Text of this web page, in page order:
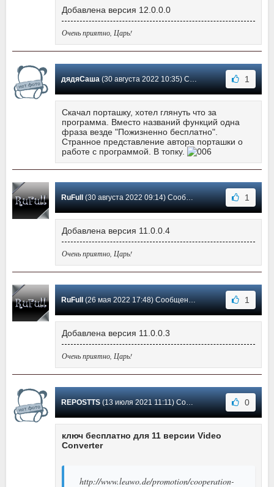
Добавлена версия 12.0.0.0
Очень приятно, Царь!
дядяСаша(30 августа 2022 10:35) Сообщение #51 1
Скачал порташку, хотел глянуть что за
программа. Вместо названий функций одна
фраза везде "Пожизненно бесплатно".
Странное представление автора порташки о
работе с программой. В топку.
RuFull(30 августа 2022 09:14) Сообщение #50 1
Добавлена версия 11.0.0.4
Очень приятно, Царь!
RuFull(26 мая 2022 17:48) Сообщение #49 1
Добавлена версия 11.0.0.3
Очень приятно, Царь!
REPOSTTS(13 июля 2021 11:11) Сообщение #48 0
ключ бесплатно для 11 версии Video
Converter
http://www.leawo.de/promotion/cooperation-